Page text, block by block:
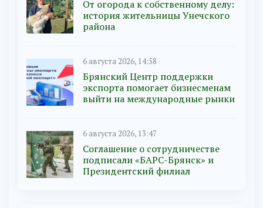
От огорода к собственному делу:
история жительницы Унечского
района
6 августа 2026, 14:58
Брянский Центр поддержки
экспорта помогает бизнесменам
выйти на международные рынки
6 августа 2026, 13:47
Соглашение о сотрудничестве
подписали «БАРС-Брянск» и
Президентский филиал